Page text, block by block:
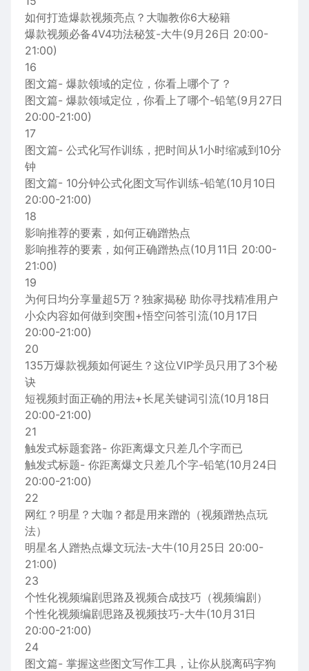
如何打造爆款视频亮点？大咖教你6大秘籍
爆款视频必备4V4功法秘笈-大牛(9月26日 20:00-
21:00)
16
图文篇- 爆款领域的定位，你看上哪个了？
图文篇- 爆款领域定位，你看上了哪个-铅笔(9月27日
20:00-21:00)
17
图文篇- 公式化写作训练，把时间从1小时缩减到10分
钟
图文篇- 10分钟公式化图文写作训练-铅笔(10月10日
20:00-21:00)
18
影响推荐的要素，如何正确蹭热点
影响推荐的要素，如何正确蹭热点(10月11日 20:00-
21:00)
19
为何日均分享量超5万？独家揭秘 助你寻找精准用户
小众内容如何做到突围+悟空问答引流(10月17日
20:00-21:00)
20
135万爆款视频如何诞生？这位VIP学员只用了3个秘
诀
短视频封面正确的用法+长尾关键词引流(10月18日
20:00-21:00)
21
触发式标题套路- 你距离爆文只差几个字而已
触发式标题- 你距离爆文只差几个字-铅笔(10月24日
20:00-21:00)
22
网红？明星？大咖？都是用来蹭的（视频蹭热点玩
法）
明星名人蹭热点爆文玩法-大牛(10月25日 20:00-
21:00)
23
个性化视频编剧思路及视频合成技巧（视频编剧）
个性化视频编剧思路及视频技巧-大牛(10月31日
20:00-21:00)
24
图文篇- 掌握这些图文写作工具，让你从脱离码字狗